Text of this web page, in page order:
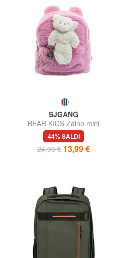
SJGANG
BEAR KIDS Zaino mini
44% SALDI
24,90 € 13,99 €